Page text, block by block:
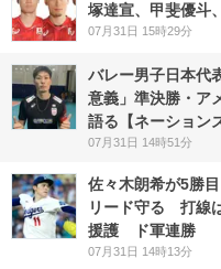
塚達宣、甲斐優斗
07月31日 15時29分
バレー男子日本代
意義」準決勝・ア
語る【ネーション
07月31日 14時51分
佐々木朗希が5勝
リード守る 打線
援護 ド軍連勝
07月31日 14時13分